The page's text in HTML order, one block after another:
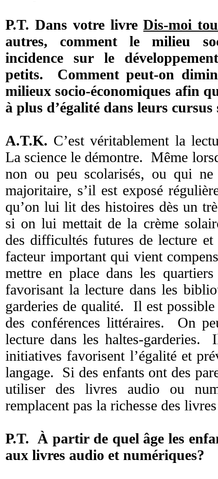
P.T. Dans votre livreDis-moi
autres, comment le milieu
incidence sur le
petits. Comment peut-on
milieux socio-économiques afin
à plus d’égalité dans leurs cursus
A.T.K. C’est véritablement la
La science le démontre. Même
non ou peu scolarisés, ou qui
majoritaire, s’il est exposé
qu’on lui lit des histoires dès un
si on lui mettait de la crème
des difficultés futures de lecture
facteur important qui vient
mettre en place dans les
favorisant la lecture dans les
garderies de qualité. Il est
des conférences littéraires. On
lecture dans les haltes-garderies.
initiatives favorisent l’égalité et
langage. Si des enfants ont des
utiliser des livres audio ou
remplacent pas la richesse des
P.T. À partir de quel âge les
aux livres audio et numériques?